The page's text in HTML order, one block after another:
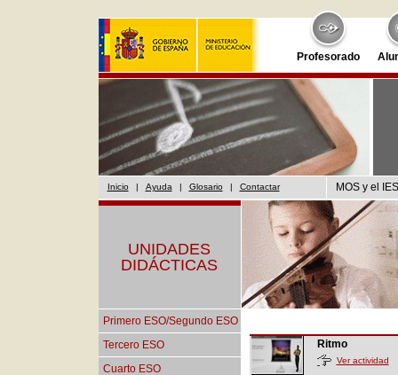
Profesorado
Inicio | Ayuda | Glosario | Contactar MOS y el
UNIDADES
DIDÁCTICAS
Primero ESO/Segundo ESO
Tercero ESO
Cuarto ESO
Ritmo
Ver actividad